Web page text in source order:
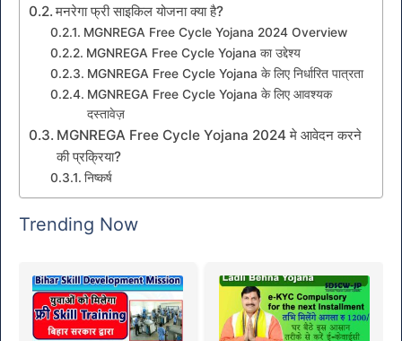
मनरेगा फ्री साइकिल योजना क्या है?
MGNREGA Free Cycle Yojana 2024 Overview
MGNREGA Free Cycle Yojana का उद्देश्य
MGNREGA Free Cycle Yojana के लिए निर्धारित पात्रता
MGNREGA Free Cycle Yojana के लिए आवश्यक
दस्तावेज़
MGNREGA Free Cycle Yojana 2024 मे आवेदन करने
की प्रक्रिया?
निष्कर्ष
Trending Now